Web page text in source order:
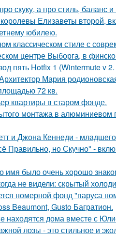
скуку, а про стиль, баланс
Елизаветы второй,
юбилею.
классическом стиле с
центре Выборга, в
пять Hotfix 1 (Wintermute v 2.
Мария
72 кв.
квартиры в старом фонде.
монтажа в
и Джона Кеннеди -
Правильно, но Скучно" -
имя было очень хорошо
не видели: скрытый
номерной фонд "паруса
Beaumont, Gusto Багратион.
находятся дома вместе с
лозы - это стильное и